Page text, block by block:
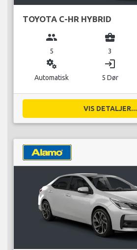
TOYOTA C-HR HYBRID
group
5
business_center
3
miscellaneous_services
Automatisk
login
5 Dør
VIS DETALJER...